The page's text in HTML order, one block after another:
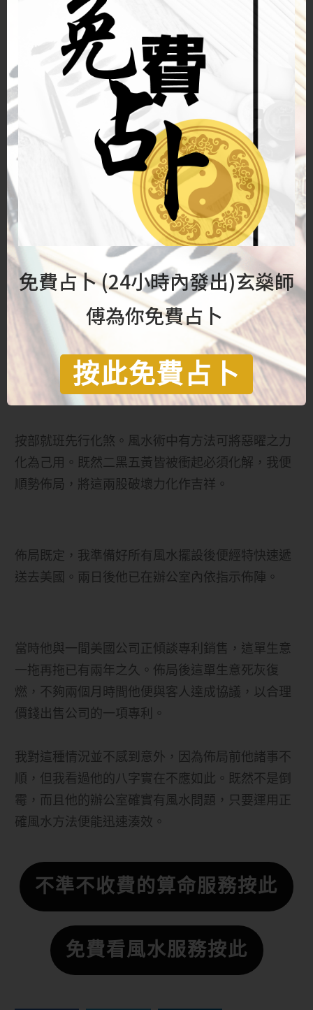
他當時沒有講出我家坐向，但事後經我分析，他其
實只是用卦象敷衍佈局，僅用方位而沒有定坐向。
言歸正傳，這棟畸形建築物經我細察後，我依四周
環境加上客人所在的辦公室位置定出正確坐向。這
種情況其實要對陰宅巒頭有一定功夫方可應付。
他對我說自開業後生意一直不好，就算差不多傾好
的生意，到臨簽約前總有事發生而告吹。我並沒有
到過現場，只須參看衞星圖、街道圖、平面圖，便
知問題所在。我發現他辦公室大窗正對高速公路，
動象甚猛激發星盤內二黑五黃凶星。
經云：「二五交加必損主。」正是這種情況。
按部就班先行化煞。風水術中有方法可將惡曜之力
化為己用。既然二黑五黃皆被衝起必須化解，我便
順勢佈局，將這兩股破壞力化作吉祥。
佈局既定，我準備好所有風水擺設後便經特快速遞
送去美國。兩日後他已在辦公室內依指示佈陣。
當時他與一間美國公司正傾談專利銷售，這單生意
一拖再拖已有兩年之久。佈局後這單生意死灰復
燃，不夠兩個月時間他便與客人達成協議，以合理
價錢出售公司的一項專利。
我對這種情況並不感到意外，因為佈局前他諸事不
順，但我看過他的八字實在不應如此。既然不是倒
霉，而且他的辦公室確實有風水問題，只要運用正
確風水方法便能迅速湊效。
不準不收費的算命服務按此
免費看風水服務按此
免費占卜 (24小時內發出)玄燊師
傅為你免費占卜
按此免費占卜